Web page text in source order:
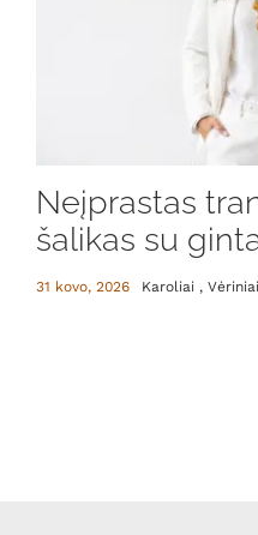
Neįprastas
šalikas su
31 kovo, 2026 Karoliai , Vėriniai